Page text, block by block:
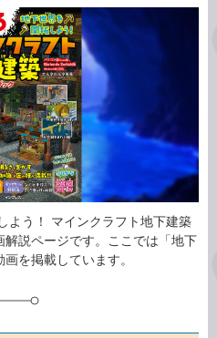
よう！ マインクラフト地下建築
説ページです。ここでは「地下
を掲載しています。